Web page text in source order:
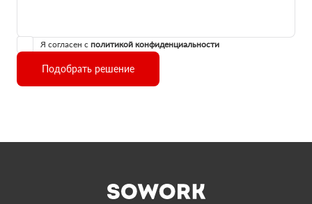
Я согласен с политикой конфиденциальности
Подобрать решение